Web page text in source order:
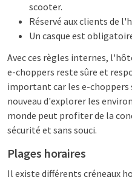
scooter.
Réservé aux clients de
Un casque est
Avec ces règles internes,
e-choppers reste sûre et
important car les e-
nouveau d'explorer les
monde peut profiter de la
sécurité et sans souci.
Plages horaires
Il existe différents créneaux